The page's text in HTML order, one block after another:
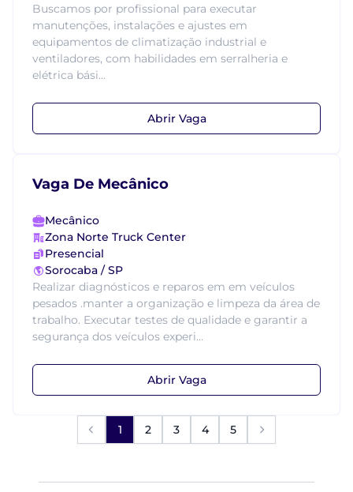
Buscamos por profissional para executar
manutenções, instalações e ajustes em
equipamentos de climatização industrial e
ventiladores, com habilidades em serralheria e
elétrica bási...
Abrir Vaga
Vaga De Mecânico
Mecânico
Zona Norte Truck Center
Presencial
Sorocaba / SP
Realizar diagnósticos e reparos em em veículos
pesados .manter a organização e limpeza da área de
trabalho. Executar testes de qualidade e garantir a
segurança dos veículos experi...
Abrir Vaga
1 2 3 4 5